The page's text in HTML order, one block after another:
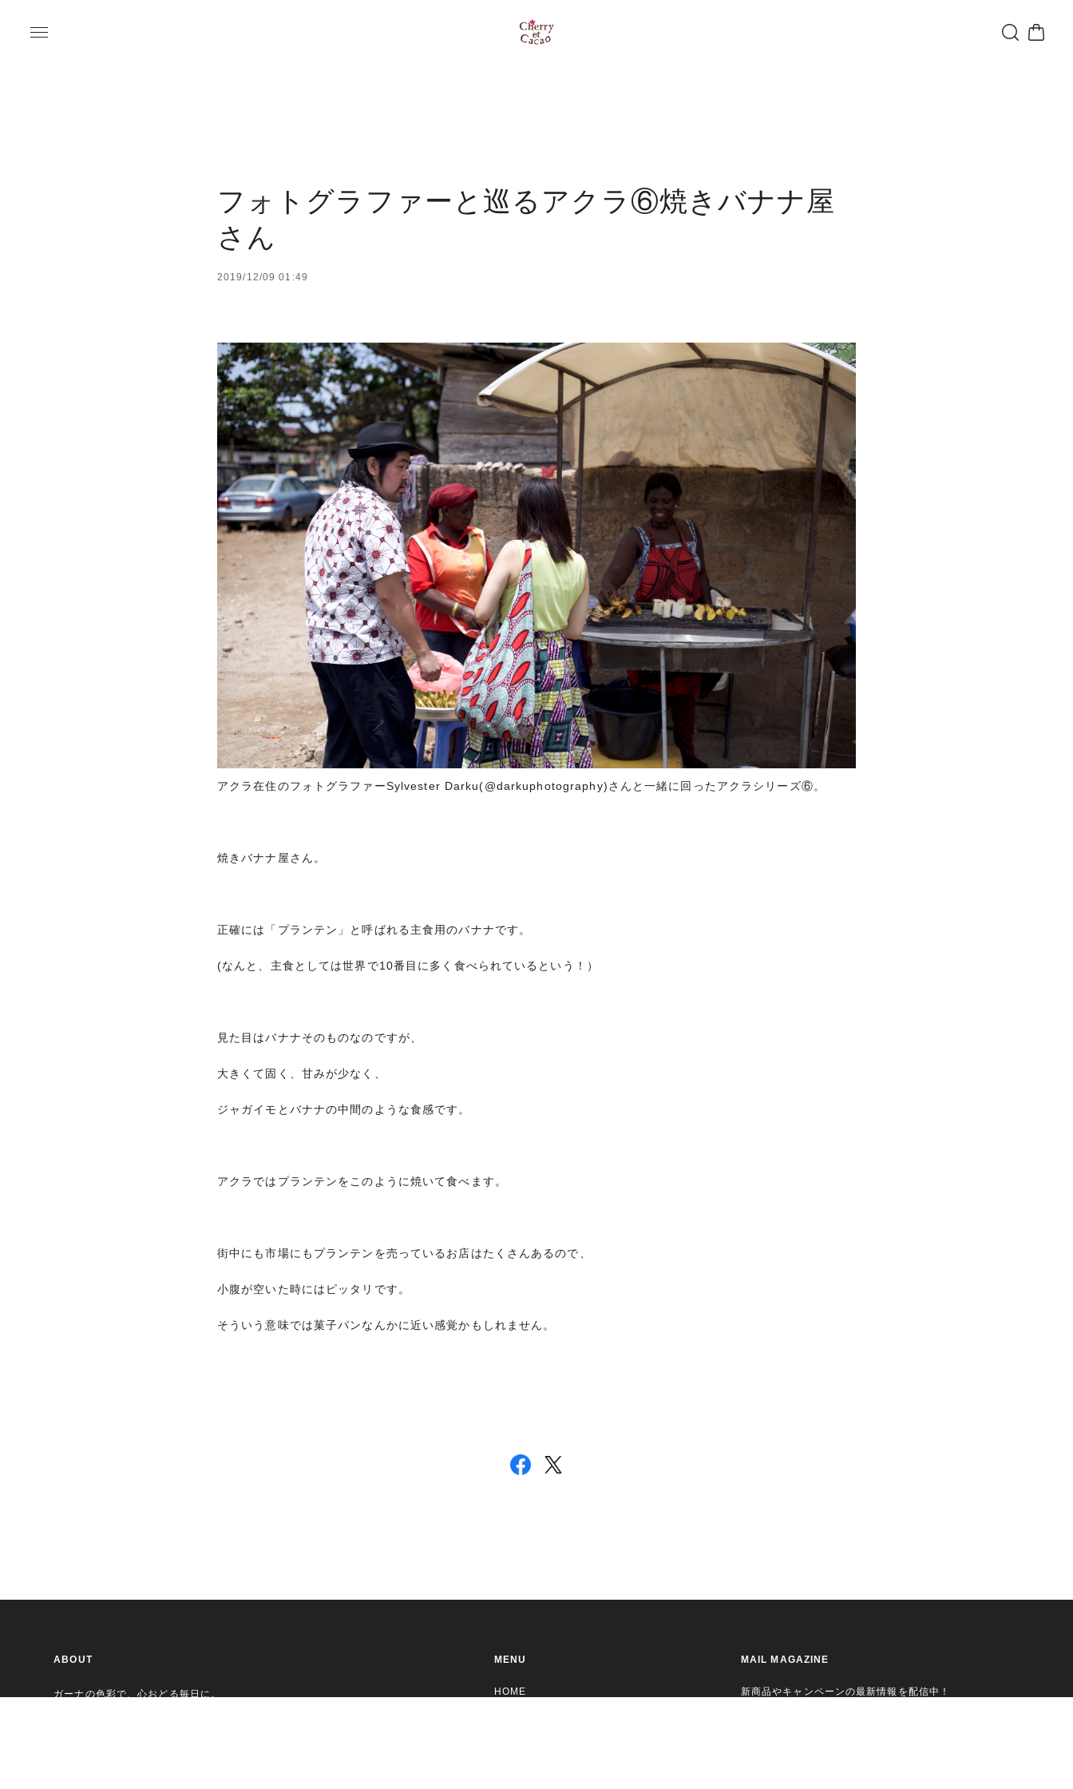
フォトグラファーと巡るアクラ⑥焼きバナナ屋
さん
2019/12/09 01:49
アクラ在住のフォトグラファーSylvester Darku(@darkuphotography)さんと一緒に回ったアクラシリーズ⑥。
焼きバナナ屋さん。
正確には「プランテン」と呼ばれる主食用のバナナです。
(なんと、主食としては世界で10番目に多く食べられているという！）
見た目はバナナそのものなのですが、
大きくて固く、甘みが少なく、
ジャガイモとバナナの中間のような食感です。
アクラではプランテンをこのように焼いて食べます。
街中にも市場にもプランテンを売っているお店はたくさんあるので、
小腹が空いた時にはピッタリです。
そういう意味では菓子パンなんかに近い感覚かもしれません。
ABOUT
ガーナの色彩で、心おどる毎日に。
MENU
HOME
MAIL MAGAZINE
新商品やキャンペーンの最新情報を配信中！